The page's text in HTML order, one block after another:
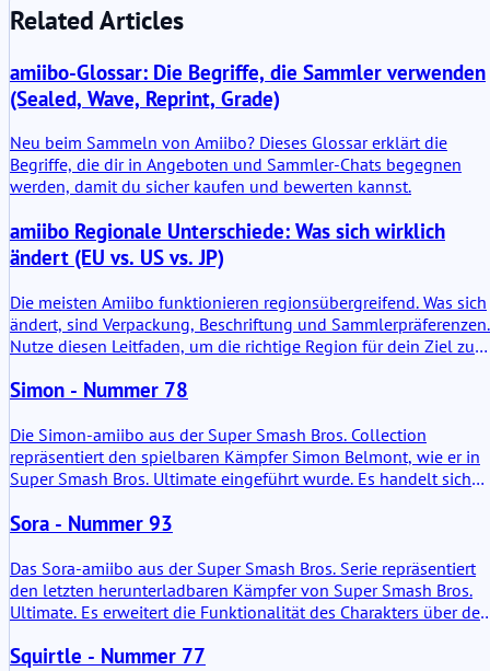
Related Articles
amiibo-Glossar: Die Begriffe, die Sammler verwenden
(Sealed, Wave, Reprint, Grade)
Neu beim Sammeln von Amiibo? Dieses Glossar erklärt die
Begriffe, die dir in Angeboten und Sammler-Chats begegnen
werden, damit du sicher kaufen und bewerten kannst.
amiibo Regionale Unterschiede: Was sich wirklich
ändert (EU vs. US vs. JP)
Die meisten Amiibo funktionieren regionsübergreifend. Was sich
ändert, sind Verpackung, Beschriftung und Sammlerpräferenzen.
Nutze diesen Leitfaden, um die richtige Region für dein Ziel zu
Simon - Nummer 78
Die Simon-amiibo aus der Super Smash Bros. Collection
repräsentiert den spielbaren Kämpfer Simon Belmont, wie er in
Super Smash Bros. Ultimate eingeführt wurde. Es handelt sich
Funktionalität. Praktisch gesehen ist es ein physischer
Nintendo-Systeme übertragen kann. Keine Mystik, nur eine
Kunststofffigur mit einem Chip.
Sora - Nummer 93
Das Sora-amiibo aus der Super Smash Bros. Serie repräsentiert
den letzten herunterladbaren Kämpfer von Super Smash Bros.
Ultimate. Es erweitert die Funktionalität des Charakters über den
Kämpferentwicklung und der titelübergreifenden Kompatibilität
Squirtle - Nummer 77